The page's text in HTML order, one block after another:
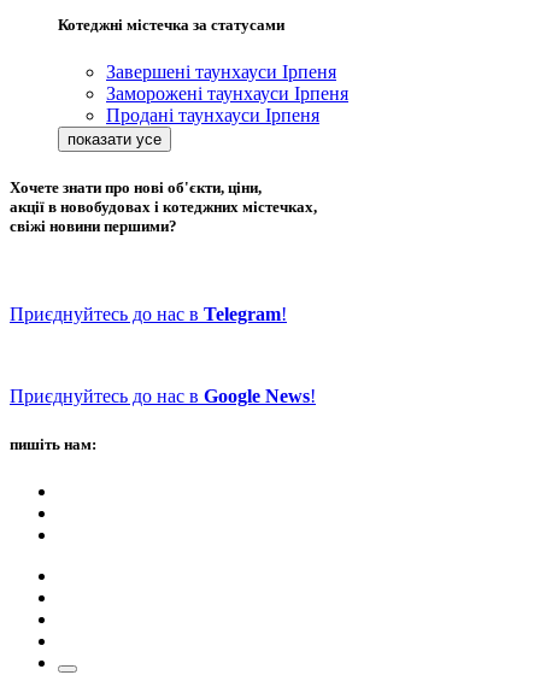
Котеджні містечка за статусами
Завершені таунхауси Ірпеня
Заморожені таунхауси Ірпеня
Продані таунхауси Ірпеня
Хочете знати про нові об'єкти, ціни,
акції в новобудовах і котеджних містечках,
свіжі новини першими?
Приєднуйтесь до нас в Telegram!
Приєднуйтесь до нас в Google News!
пишіть нам: